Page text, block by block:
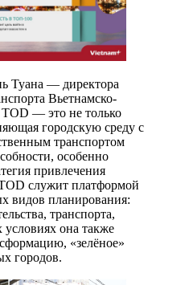
Туана — директора
Вьетнамско-
TOD — это не только
городскую среду с
транспортом
особенно
привлечения
служит платформой
видов планирования:
транспорта,
она также
«зелёное»
городов.